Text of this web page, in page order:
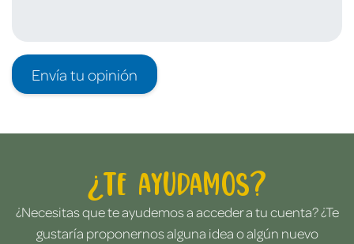
Envía tu opinión
¿Te ayudamos?
¿Necesitas que te ayudemos a acceder a tu cuenta? ¿Te
gustaría proponernos alguna idea o algún nuevo